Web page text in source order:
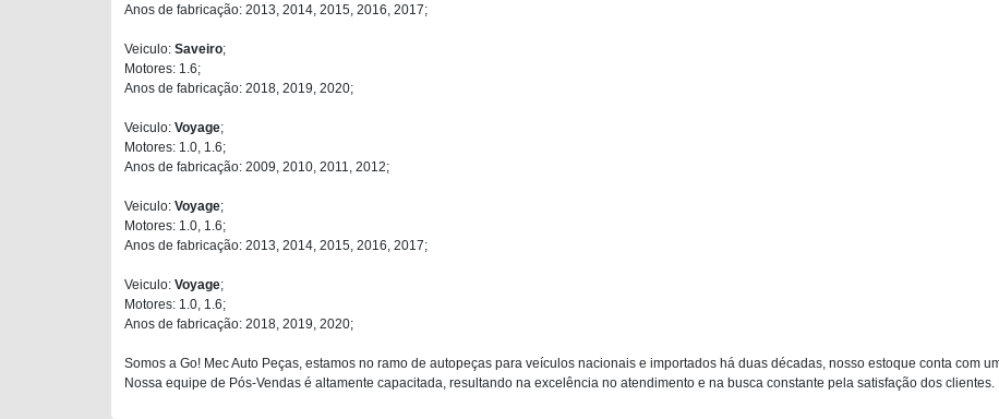
Anos de fabricação: 2013, 2014, 2015, 2016, 2017;
Veiculo: Saveiro;
Motores: 1.6;
Anos de fabricação: 2018, 2019, 2020;
Veiculo: Voyage;
Motores: 1.0, 1.6;
Anos de fabricação: 2009, 2010, 2011, 2012;
Veiculo: Voyage;
Motores: 1.0, 1.6;
Anos de fabricação: 2013, 2014, 2015, 2016, 2017;
Veiculo: Voyage;
Motores: 1.0, 1.6;
Anos de fabricação: 2018, 2019, 2020;
Somos a Go! Mec Auto Peças, estamos no ramo de autopeças para veículos nacionais e importados há duas décadas, nosso estoque conta com
Nossa equipe de Pós-Vendas é altamente capacitada, resultando na excelência no atendimento e na busca constante pela satisfação dos